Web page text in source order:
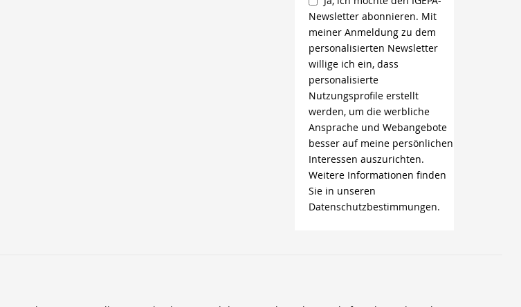
Newsletter abonnieren. Mit
meiner Anmeldung zu dem
personalisierten Newsletter
willige ich ein, dass
personalisierte
Nutzungsprofile erstellt
werden, um die werbliche
Ansprache und Webangebote
besser auf meine persönlichen
Interessen auszurichten.
Weitere Informationen finden
Sie in unseren
Datenschutzbestimmungen.